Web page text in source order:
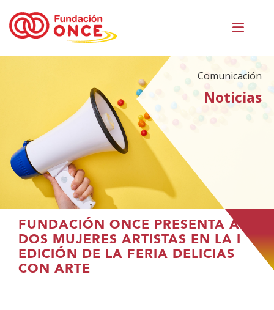
principal
Comunicación
Noticias
encuentras
FUNDACIÓN ONCE PRESENTA A
DOS MUJERES ARTISTAS EN LA I
EDICIÓN DE LA FERIA DELICIAS
CON ARTE